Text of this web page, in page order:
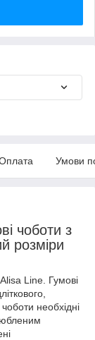
Умови
чоботи з
розміри
Line. Гумові
необхідні